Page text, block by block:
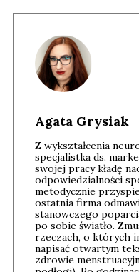
Agata Grysiak
Z wykształcenia
specjalistka ds.
swojej pracy kładę
odpowiedzialności
metodycznie
ostatnia firma
stanowczego
po sobie światło.
rzeczach, o których
napisać otwartym
zdrowie